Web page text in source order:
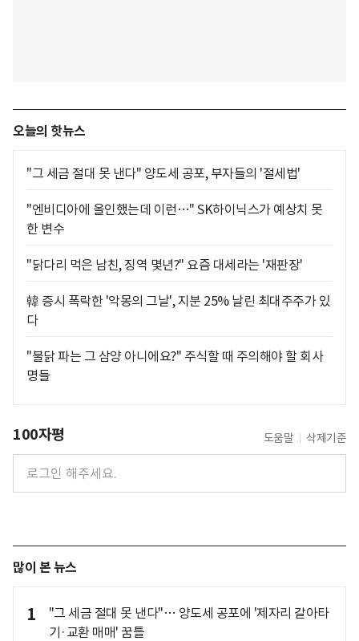
오늘의 핫뉴스
"그 세금 절대 못 낸다" 양도세 공포, 부자들의 '절세법'
"엔비디아에 올인했는데 이런…" SK하이닉스가 예상치 못
한 변수
"닭다리 먹은 남친, 징역 몇년?" 요즘 대세라는 '재판장'
韓 증시 폭락한 '악몽의 그날', 지분 25% 날린 최대주주가 있
다
"불닭 파는 그 삼양 아니에요?" 주식할 때 주의해야 할 회사
명들
100자평 도움말 삭제기준
많이 본 뉴스
1
"그 세금 절대 못 낸다"… 양도세 공포에 '제자리 갈아타
기·교환 매매' 꿈틀